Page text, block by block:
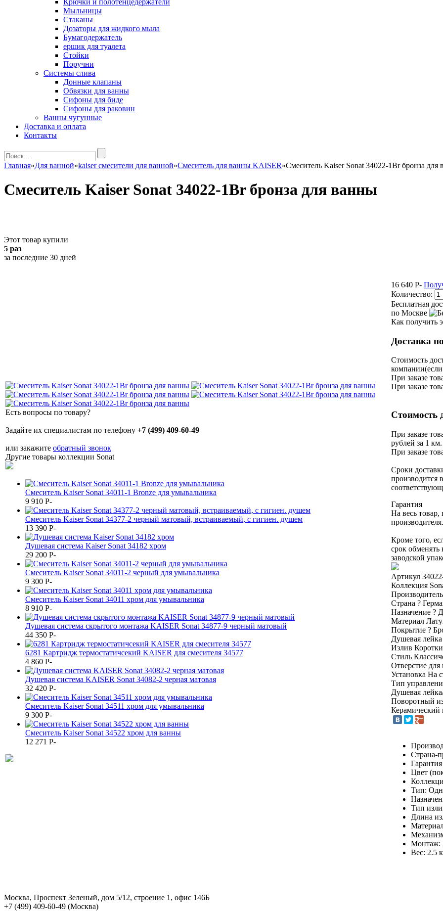
Крючки и полотенцедержатели
Мыльницы
Стаканы
Дозаторы для жидкого мыла
Бумагодержатель
ершик для туалета
Стойки
Поручни
Системы слива
Донные клапаны
Обвязки для ванны
Сифоны для биде
Сифоны для раковин
Ванны чугунные
Доставка и оплата
Контакты
Главная»Для ванной»kaiser смесители для ванной»Смеситель для ванны KAISER»Смеситель Kaiser Sonat 34022-1Br бронза для
Смеситель Kaiser Sonat 34022-1Br бронза для ванны
Этот товар купили
5 раз
за последние 30 дней
Есть вопросы по товару?
Задайте их специалистам по телефону +7 (499) 409-60-49
или закажите обратный звонок
Другие товары коллекции Sonat
Смеситель Kaiser Sonat 34011-1 Bronze для умывальника
9 910 P-
Смеситель Kaiser Sonat 34377-2 черный матовый, встраиваемый, с гигиен. душем
13 390 P-
Душевая система Kaiser Sonat 34182 хром
29 200 P-
Смеситель Kaiser Sonat 34011-2 черный для умывальника
9 300 P-
Смеситель Kaiser Sonat 34011 хром для умывальника
8 910 P-
Душевая система скрытого монтажа KAISER Sonat 34877-9 черный матовый
44 350 P-
6281 Картридж термостатичсекий KАISER для смесителя 34577
4 860 P-
Душевая система KAISER Sonat 34082-2 черная матовая
32 420 P-
Смеситель Kaiser Sonat 34511 хром для умывальника
9 300 P-
Смеситель Kaiser Sonat 34522 хром для ванны
12 271 P-
16 640 P-
Количество:
Бесплатная
по Москве
Как получить
Доставка
Стоимость
компании(если
При заказе
При заказе
Стоимость
При заказе
рублей за 1 км.
При заказе
Сроки
производится
Гарантия
На весь товар,
производителя.
Кроме того,
срок
заводской
Артикул
Коллекция
Производитель
Страна ?
Назначение ?
Материал
Покрытие ?
Душевая лейка
Излив
Стиль
Отверстие для
Установка На
Тип
Душевая
Поворотный
Керамический
Страна-
Цвет
Тип:
Тип
Длина
Монтаж:
Вес: 2.5
Москва, Проспект Зеленый, дом 5/12, строение 1, офис 146Б
+7 (499) 409-60-49 (Москва)